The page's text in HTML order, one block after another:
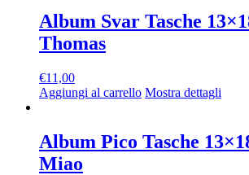
Album Svar Tasche
Thomas
€11,00
Aggiungi al carrello Mostra dettagli
Album Pico Tasche
Miao